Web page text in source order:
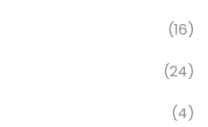
(16)
(24)
(4)